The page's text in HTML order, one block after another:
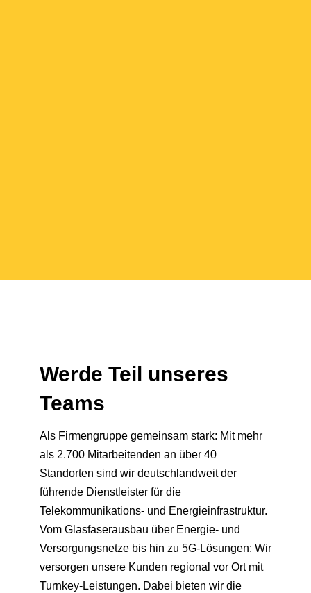
Werde Teil unseres
Teams
Als Firmengruppe gemeinsam stark: Mit mehr
als 2.700 Mitarbeitenden an über 40
Standorten sind wir deutschlandweit der
führende Dienstleister für die
Telekommunikations- und Energieinfrastruktur.
Vom Glasfaserausbau über Energie- und
Versorgungsnetze bis hin zu 5G-Lösungen: Wir
versorgen unsere Kunden regional vor Ort mit
Turnkey-Leistungen. Dabei bieten wir die